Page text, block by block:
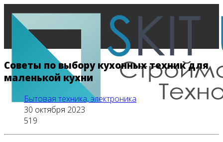
Советы по выбору кухонных техник для
маленькой кухни
Бытовая техника, электроника
30 октября 2023
519